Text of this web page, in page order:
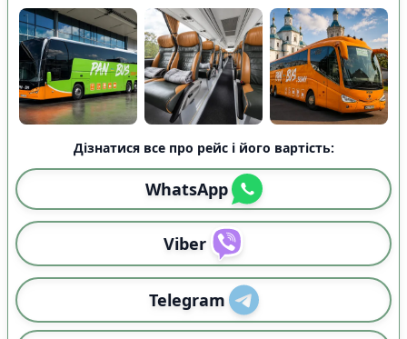
Дізнатися все про рейс і його вартість:
WhatsApp
Viber
Telegram